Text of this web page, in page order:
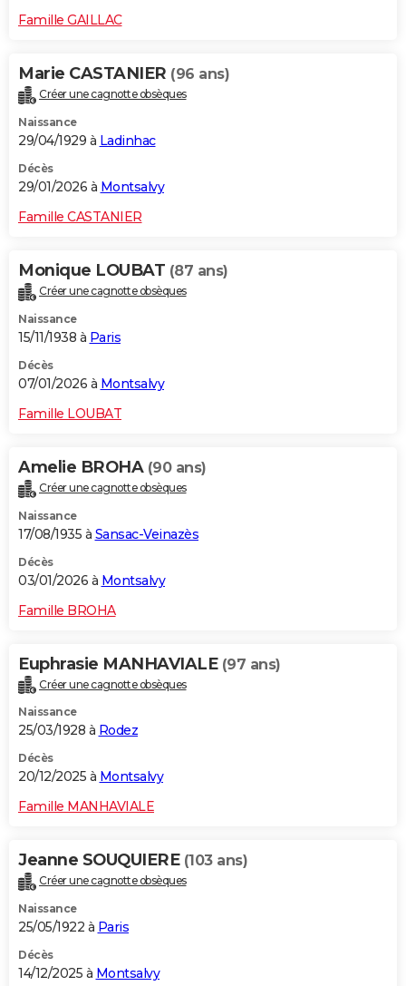
Famille GAILLAC
Marie CASTANIER (96 ans)
Créer une cagnotte obsèques
Naissance
29/04/1929 à Ladinhac
Décès
29/01/2026 à Montsalvy
Famille CASTANIER
Monique LOUBAT (87 ans)
Créer une cagnotte obsèques
Naissance
15/11/1938 à Paris
Décès
07/01/2026 à Montsalvy
Famille LOUBAT
Amelie BROHA (90 ans)
Créer une cagnotte obsèques
Naissance
17/08/1935 à Sansac-Veinazès
Décès
03/01/2026 à Montsalvy
Famille BROHA
Euphrasie MANHAVIALE (97 ans)
Créer une cagnotte obsèques
Naissance
25/03/1928 à Rodez
Décès
20/12/2025 à Montsalvy
Famille MANHAVIALE
Jeanne SOUQUIERE (103 ans)
Créer une cagnotte obsèques
Naissance
25/05/1922 à Paris
Décès
14/12/2025 à Montsalvy